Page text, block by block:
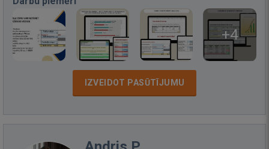
+4
IZVEIDOT PASŪTĪJUMU